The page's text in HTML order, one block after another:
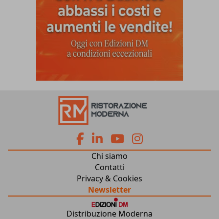
fa
fa-
facebook
fa
fa-
linkedin
fab
fa-
youtube
fab
Chi siamo
Contatti
Privacy & Cookies
Newsletter
Distribuzione Moderna